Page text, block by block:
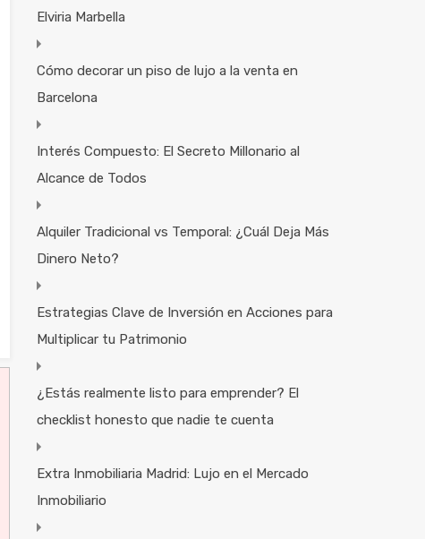
Elviria Marbella
Cómo decorar un piso de lujo a la venta en
Barcelona
Interés Compuesto: El Secreto Millonario al
Alcance de Todos
Alquiler Tradicional vs Temporal: ¿Cuál Deja Más
Dinero Neto?
Estrategias Clave de Inversión en Acciones para
Multiplicar tu Patrimonio
¿Estás realmente listo para emprender? El
checklist honesto que nadie te cuenta
Extra Inmobiliaria Madrid: Lujo en el Mercado
Inmobiliario